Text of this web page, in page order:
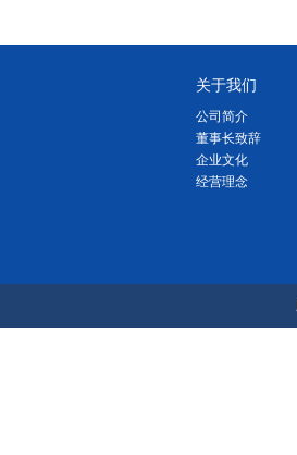
关于我们
公司简介
董事长致辞
企业文化
经营理念